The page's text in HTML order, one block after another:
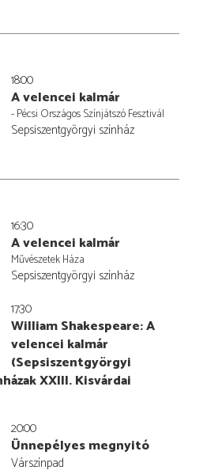
18:00
A velencei kalmár
- Pécsi Országos Színjátszó Fesztivál
Sepsiszentgyörgyi színház
16:30
A velencei kalmár
Művészetek Háza
Sepsiszentgyörgyi színház
17:30
William Shakespeare: A
velencei kalmár
(Sepsiszentgyörgyi
XXIII. Kisvárdai
20:00
Ünnepélyes megnyitó
Várszínpad